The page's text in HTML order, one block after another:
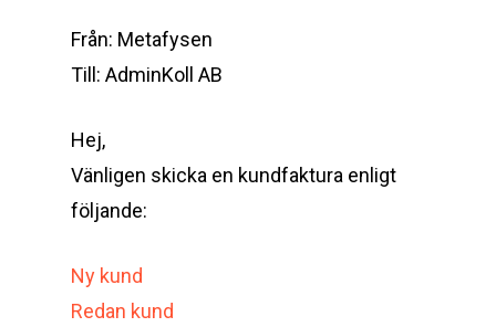
Från: Metafysen
Till: AdminKoll AB
Hej,
Vänligen skicka en kundfaktura enligt
följande:
Ny kund
Redan kund